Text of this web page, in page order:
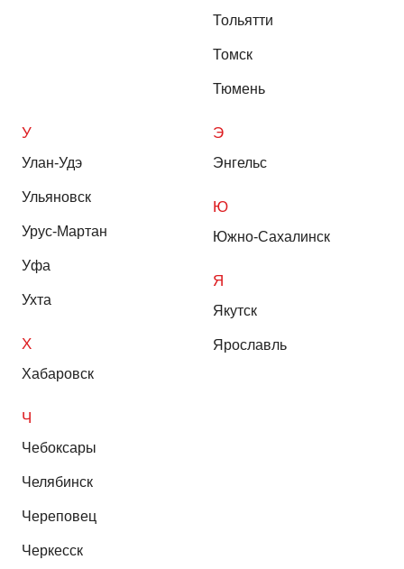
Тольятти
Томск
Тюмень
У
Улан-Удэ
Ульяновск
Урус-Мартан
Уфа
Ухта
Х
Хабаровск
Ч
Чебоксары
Челябинск
Череповец
Черкесск
Э
Энгельс
Ю
Южно-Сахалинск
Я
Якутск
Ярославль